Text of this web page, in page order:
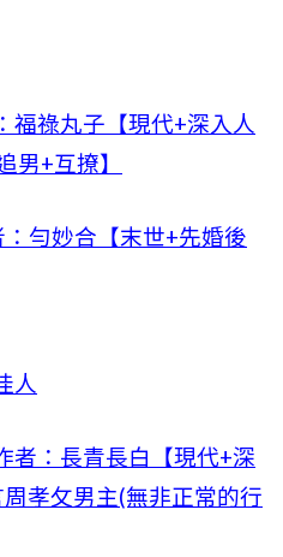
福祿丸子【現代+深入人
男+互撩】
：勻妙合【末世+先婚後
人
者：長青長白【現代+深
孝攵男主(無非正常的行